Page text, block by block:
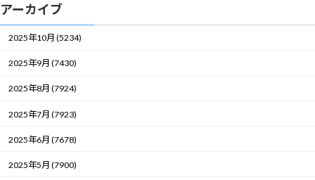
アーカイブ
2025年10月 (5234)
2025年9月 (7430)
2025年8月 (7924)
2025年7月 (7923)
2025年6月 (7678)
2025年5月 (7900)